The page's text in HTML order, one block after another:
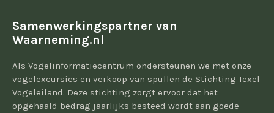
Samenwerkingspartner van
Waarneming.nl
Als Vogelinformatiecentrum ondersteunen we met onze
vogelexcursies en verkoop van spullen de Stichting Texel
Vogeleiland. Deze stichting zorgt ervoor dat het
opgehaald bedrag jaarlijks besteed wordt aan goede